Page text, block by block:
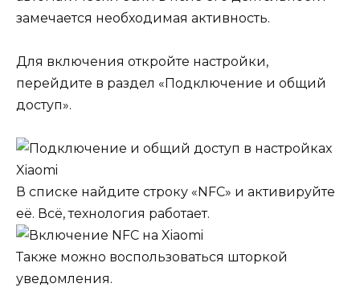
замечается необходимая активность.
Для включения откройте настройки,
перейдите в раздел «Подключение и общий
доступ».
В списке найдите строку «NFC» и активируйте
её. Всё, технология работает.
Также можно воспользоваться шторкой
уведомления.